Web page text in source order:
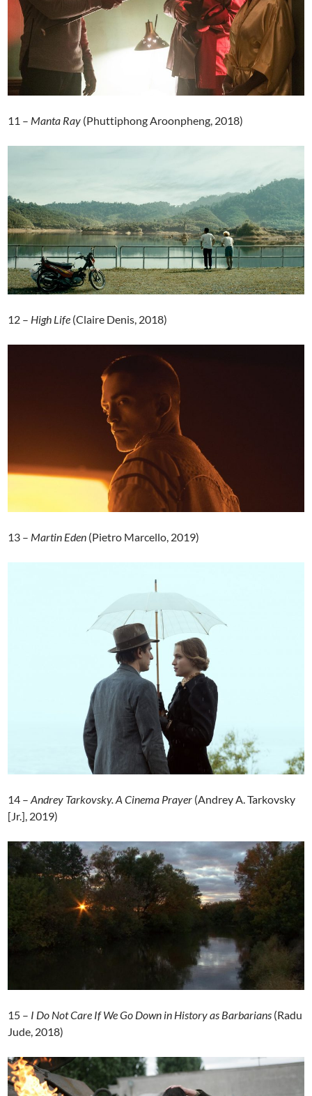
11 – Manta Ray (Phuttiphong Aroonpheng, 2018)
12 – High Life (Claire Denis, 2018)
13 – Martin Eden (Pietro Marcello, 2019)
14 –Andrey Tarkovsky. A Cinema Prayer (Andrey A. Tarkovsky
[Jr.], 2019)
15 – I Do Not Care If We Go Down in History as Barbarians (Radu
Jude, 2018)